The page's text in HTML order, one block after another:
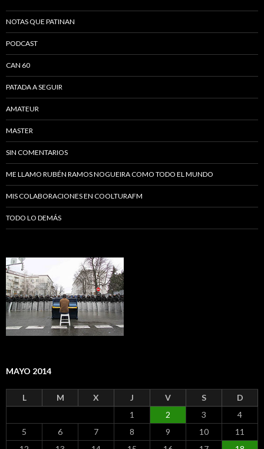
NOTAS QUE PATINAN
PODCAST
CAN 60
PATADA A SEGUIR
AMATEUR
MASTER
SIN COMENTARIOS
ME LLAMO RUBÉN RAMOS NOGUEIRA COMO TODO EL MUNDO
MIS COLABORACIONES EN COOLTURAFM
TODO LO DEMÁS
MAYO 2014
L M X J V S
D
1
2 3
4
5
6 7 8 9 10
11